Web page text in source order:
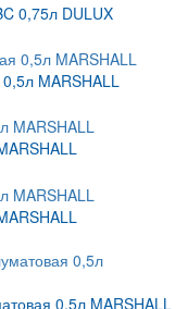
0,75л DULUX
MARSHALL
0,5л MARSHALL